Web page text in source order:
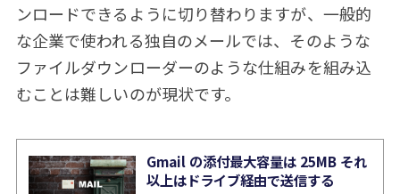
ンロードできるように切り替わりますが、一般的
な企業で使われる独自のメールでは、そのような
ファイルダウンローダーのような仕組みを組み込
むことは難しいのが現状です。
Gmail の添付最大容量は 25MB それ
以上はドライブ経由で送信する